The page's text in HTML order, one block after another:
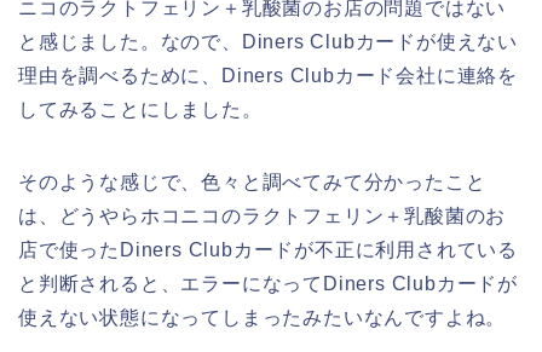
ニコのラクトフェリン＋乳酸菌のお店の問題ではない
と感じました。なので、Diners Clubカードが使えない
理由を調べるために、Diners Clubカード会社に連絡を
してみることにしました。
そのような感じで、色々と調べてみて分かったこと
は、どうやらホコニコのラクトフェリン＋乳酸菌のお
店で使ったDiners Clubカードが不正に利用されている
と判断されると、エラーになってDiners Clubカードが
使えない状態になってしまったみたいなんですよね。